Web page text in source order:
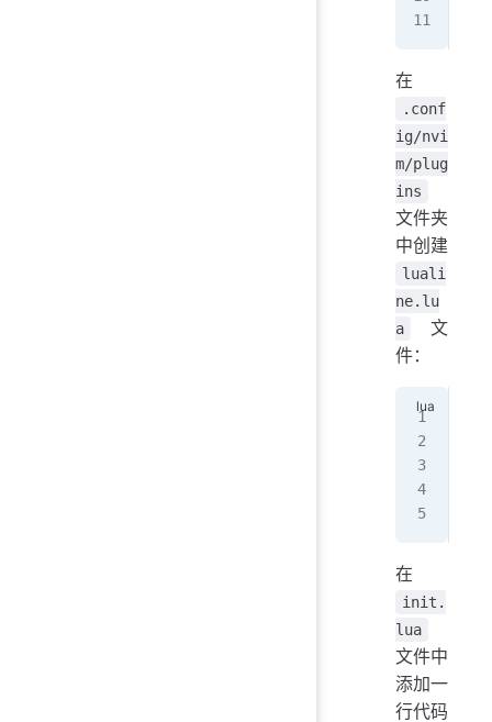
在
.conf
ig/nvi
m/plug
ins
文件夹
中创建
luali
ne.lu
a
文
件：
在
init.
lua
文件中
添加一
行代码